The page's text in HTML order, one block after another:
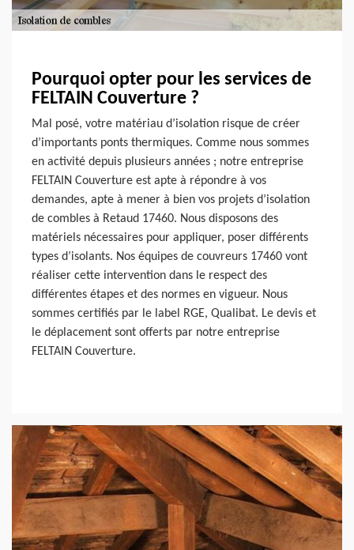
Pourquoi opter pour les services de
FELTAIN Couverture ?
Mal posé, votre matériau d’isolation risque de créer
d’importants ponts thermiques. Comme nous sommes
en activité depuis plusieurs années ; notre entreprise
FELTAIN Couverture est apte à répondre à vos
demandes, apte à mener à bien vos projets d’isolation
de combles à Retaud 17460. Nous disposons des
matériels nécessaires pour appliquer, poser différents
types d’isolants. Nos équipes de couvreurs 17460 vont
réaliser cette intervention dans le respect des
différentes étapes et des normes en vigueur. Nous
sommes certifiés par le label RGE, Qualibat. Le devis et
le déplacement sont offerts par notre entreprise
FELTAIN Couverture.